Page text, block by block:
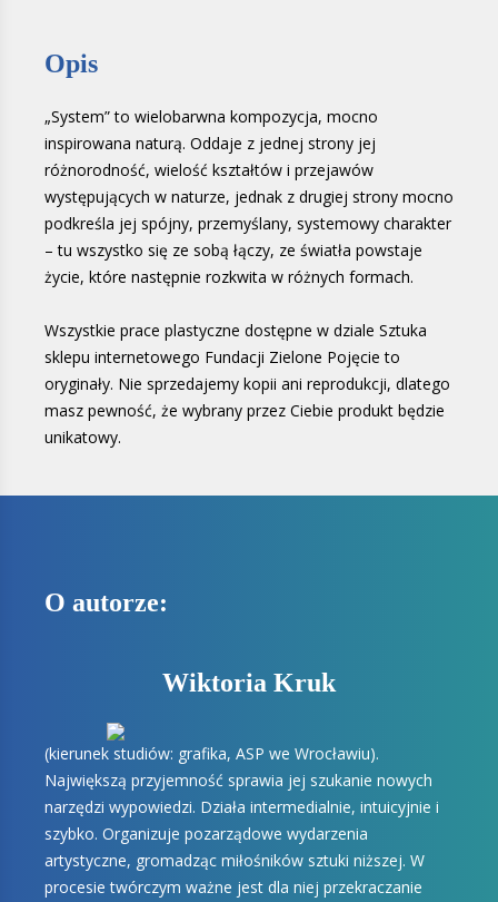
Opis
„System” to wielobarwna kompozycja, mocno
inspirowana naturą. Oddaje z jednej strony jej
różnorodność, wielość kształtów i przejawów
występujących w naturze, jednak z drugiej strony mocno
podkreśla jej spójny, przemyślany, systemowy charakter
– tu wszystko się ze sobą łączy, ze światła powstaje
życie, które następnie rozkwita w różnych formach.
Wszystkie prace plastyczne dostępne w dziale Sztuka
sklepu internetowego Fundacji Zielone Pojęcie to
oryginały. Nie sprzedajemy kopii ani reprodukcji, dlatego
masz pewność, że wybrany przez Ciebie produkt będzie
unikatowy.
O autorze:
Wiktoria Kruk
(kierunek studiów: grafika, ASP we Wrocławiu).
Największą przyjemność sprawia jej szukanie nowych
narzędzi wypowiedzi. Działa intermedialnie, intuicyjnie i
szybko. Organizuje pozarządowe wydarzenia
artystyczne, gromadząc miłośników sztuki niższej. W
procesie twórczym ważne jest dla niej przekraczanie